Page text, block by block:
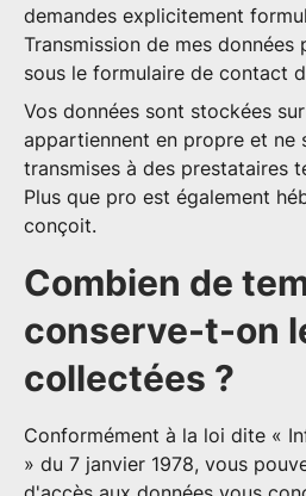
demandes explicitement
Transmission de mes données
sous le formulaire de contact
Vos données sont stockées
appartiennent en propre et ne
transmises à des prestataires
Plus que pro est également
conçoit.
Combien de
conserve-t-on
collectées ?
Conformément à la loi dite «
» du 7 janvier 1978, vous